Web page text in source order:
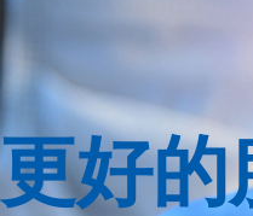
更好的